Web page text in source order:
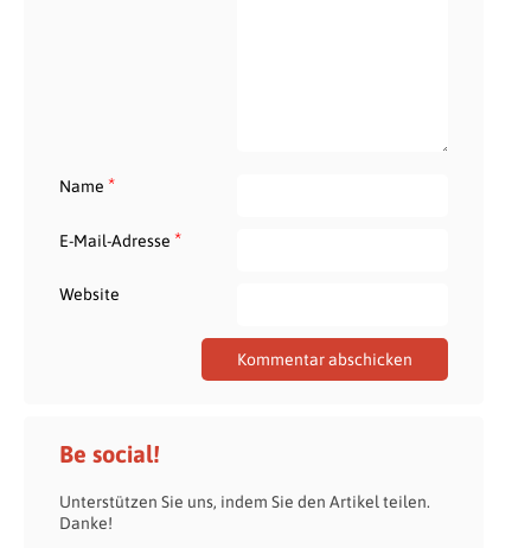
Name *
E-Mail-Adresse *
Website
Be social!
Unterstützen Sie uns, indem Sie den Artikel teilen.
Danke!